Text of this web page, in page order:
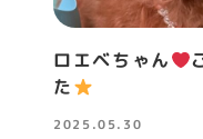
ロエベちゃん
た
投稿日
2025.05.30